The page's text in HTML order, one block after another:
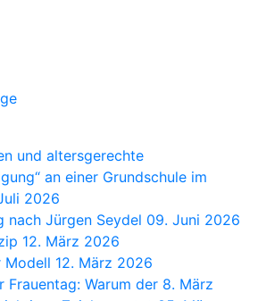
und altersgerechte
an einer Grundschule im
2026
nach Jürgen Seydel 09. Juni 2026
12. März 2026
Modell 12. März 2026
Frauentag: Warum der 8. März